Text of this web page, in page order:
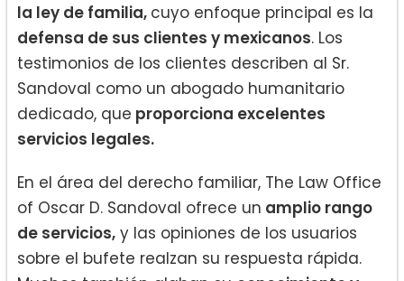
la ley de familia, cuyo enfoque principal es la
defensa de sus clientes y mexicanos. Los
testimonios de los clientes describen al Sr.
Sandoval como un abogado humanitario
dedicado, que proporciona excelentes
servicios legales.
En el área del derecho familiar, The Law Office
of Oscar D. Sandoval ofrece un amplio rango
de servicios, y las opiniones de los usuarios
sobre el bufete realzan su respuesta rápida.